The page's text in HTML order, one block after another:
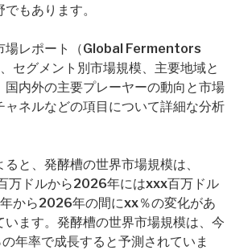
もあります。
場レポート（Global Fermentors
セグメント別市場規模、主要地域と
国内外の主要プレーヤーの動向と市場
ャネルなどの項目について詳細な分析
と、発酵槽の世界市場規模は、
万ドルから2026年にはxxx百万ドル
から2026年の間にxx％の変化があ
います。発酵槽の世界市場規模は、今
年率で成長すると予測されていま